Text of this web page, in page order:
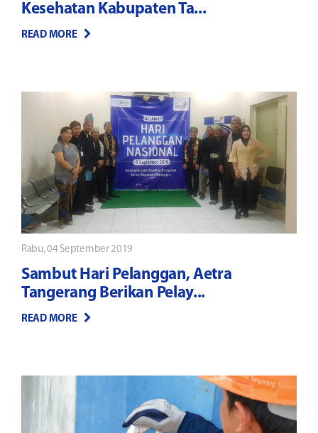
Kesehatan Kabupaten Ta...
READ MORE
Rabu, 04 September 2019
Sambut Hari Pelanggan, Aetra
Tangerang Berikan Pelay...
READ MORE